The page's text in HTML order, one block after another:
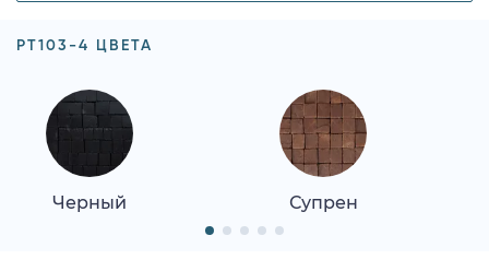
PT103-4 ЦВЕТА
Черный Супрен